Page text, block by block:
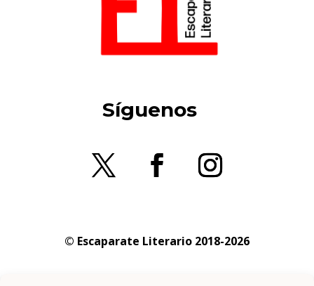
Síguenos
© Escaparate Literario 2018-2026